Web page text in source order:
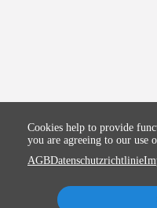
Cookies help to provide
you are agreeing to our use
AGBDatenschutzrichtlinie